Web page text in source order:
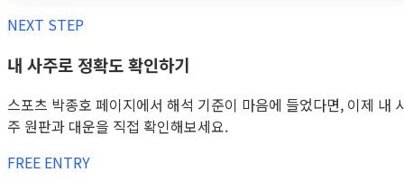
NEXT STEP
내 사주로 정확도 확인하기
스포츠 박종호 페이지에서 해석 기준이 마음에 들었다면, 이제 내
주 원판과 대운을 직접 확인해보세요.
FREE ENTRY